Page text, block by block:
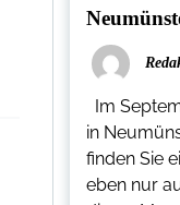
Im
in
finden Sie
eben nur